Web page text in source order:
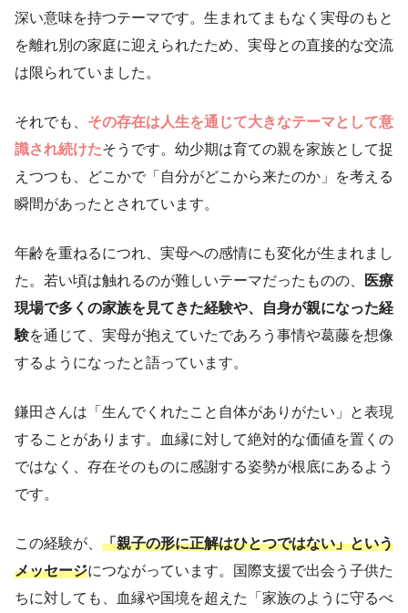
深い意味を持つテーマです。生まれてまもなく実母のもと
を離れ別の家庭に迎えられたため、実母との直接的な交流
は限られていました。
それでも、 その存在は人生を通じて大きなテーマとして意
識され続けたそうです。幼少期は育ての親を家族として捉
えつつも、どこかで「自分がどこから来たのか」を考える
瞬間があったとされています。
年齢を重ねるにつれ、実母への感情にも変化が生まれまし
た。若い頃は触れるのが難しいテーマだったものの、
医療
現場で多くの家族を見てきた経験や、自身が親になった経
験を通じて、実母が抱えていたであろう事情や葛藤を想像
するようになったと語っています。
鎌田さんは「生んでくれたこと自体がありがたい」と表現
することがあります。血縁に対して絶対的な価値を置くの
ではなく、存在そのものに感謝する姿勢が根底にあるよう
です。
この経験が、 「親子の形に正解はひとつではない」という
メッセージにつながっています。国際支援で出会う子供た
ちに対しても、血縁や国境を超えた「家族のように守るべ